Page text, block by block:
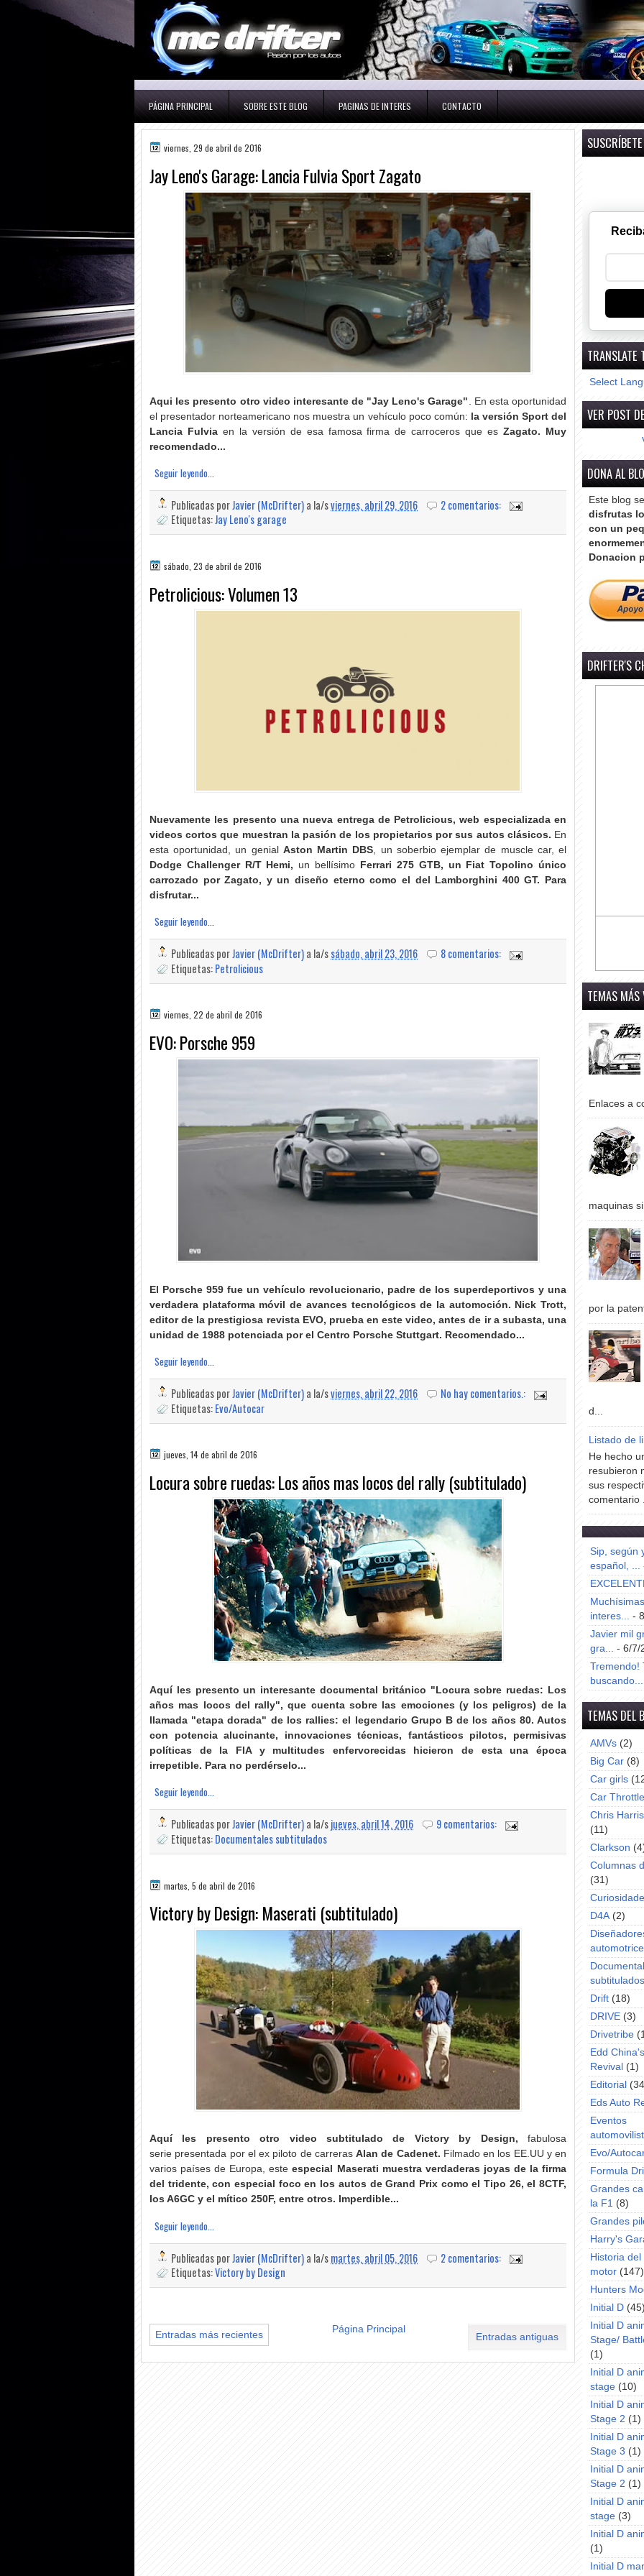
PÁGINA PRINCIPAL SOBRE ESTE BLOG PAGINAS DE INTERES CONTACTO
viernes, 29 de abril de 2016
Jay Leno's Garage: Lancia Fulvia Sport Zagato
Aqui les presento otro video interesante de "Jay Leno's Garage" . En esta oportunidad
el presentador norteamericano nos muestra un vehículo poco común: la versión Sport del
Lancia Fulvia en la versión de esa famosa firma de carroceros que esZagato. Muy
recomendado...
Seguir leyendo...
Publicadas porJavier (McDrifter)a la/sviernes, abril 29, 2016
2 comentarios:
Etiquetas:Jay Leno's garage
sábado, 23 de abril de 2016
Petrolicious: Volumen 13
Nuevamente les presento una nueva entrega de Petrolicious, web especializada en
videos cortos que muestran la pasión de los propietarios por sus autos clásicos. En
esta oportunidad, un genial Aston Martin DBS , un soberbio ejemplar de muscle car, el
Dodge Challenger R/T Hemi, un bellísimo
Ferrari 275 GTB, un Fiat Topolino único
carrozado por Zagato, y un diseño eterno como el del Lamborghini 400 GT. Para
disfrutar...
Seguir leyendo...
Publicadas porJavier (McDrifter)a la/ssábado, abril 23, 2016
8 comentarios:
Etiquetas:Petrolicious
viernes, 22 de abril de 2016
EVO: Porsche 959
El Porsche 959 fue un vehículo revolucionario, padre de los superdeportivos y una
verdadera plataforma móvil de avances tecnológicos de la automoción. Nick Trott,
editor de la prestigiosa revista EVO, prueba en este video, antes de ir a subasta, una
unidad de 1988 potenciada por el Centro Porsche Stuttgart. Recomendado...
Seguir leyendo...
Publicadas porJavier (McDrifter)a la/sviernes, abril 22, 2016
No hay comentarios.:
Etiquetas:Evo/Autocar
jueves, 14 de abril de 2016
Locura sobre ruedas: Los años mas locos del rally (subtitulado)
Aquí les presento un interesante documental británico "Locura sobre ruedas: Los
años mas locos del rally", que cuenta sobre las emociones (y los peligros) de la
llamada "etapa dorada" de los rallies: el legendario Grupo B de los años 80. Autos
con potencia alucinante, innovaciones técnicas, fantásticos pilotos, permisivas
políticas de la FIA y multitudes enfervorecidas hicieron de esta una época
irrepetible. Para no perdérselo...
Seguir leyendo...
Publicadas porJavier (McDrifter)a la/sjueves, abril 14, 2016
9 comentarios:
Etiquetas:Documentales subtitulados
martes, 5 de abril de 2016
Victory by Design: Maserati (subtitulado)
Aquí les presento otro video subtitulado de Victory by Design, fabulosa
serie presentada por el ex piloto de carreras Alan de Cadenet. Filmado en los EE.UU y en
varios países de Europa, este especial Maserati muestra verdaderas joyas de la firma
del tridente, con especial foco en los autos de Grand Prix como el Tipo 26, el 8CTF,
los A6GC y el mítico 250F, entre otros.
Imperdible...
Seguir leyendo...
Publicadas porJavier (McDrifter)a la/smartes, abril 05, 2016
2 comentarios:
Etiquetas:Victory by Design
Entradas más recientes Entradas antiguas
Página Principal
TRANSLATE
Select
VER POST
DONA AL
Este blog
disfrutas
con un
Donacion
DRIFTER'S
TEMAS MÁS
Enlaces a
maquinas
por la
d...
Listado de
He hecho
resubieron
sus
comentario
Sip, según
español, ...
interes... -
Javier mil
gra... - 6/7/
Tremendo!
buscando...
TEMAS DEL
AMVs (2)
Big Car (8)
Car girls
Car Throttle
Chris
(11)
Clarkson
Columnas
(31)
D4A (2)
subtitulados
Drift (18)
DRIVE (3)
Drivetribe
Edd
Revival (1)
Editorial
Eds Auto
Eventos
Evo/
Formula
Grandes
la F1 (8)
Grandes
Harry's
Historia
motor (147)
Hunters
Initial D
Initial D
Stage/
(1)
Initial D
stage (10)
Initial D
Stage 2 (1)
Initial D
Stage 3 (1)
Initial D
Stage 2 (1)
Initial D
stage (3)
Initial D
(1)
Initial D